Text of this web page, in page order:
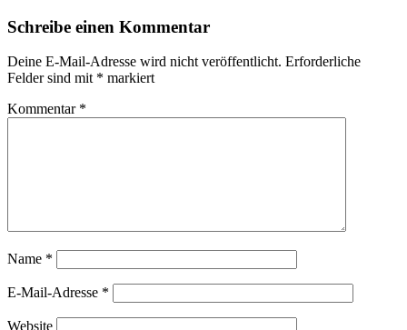
Schreibe einen Kommentar
Deine E-Mail-Adresse wird nicht veröffentlicht. Erforderliche
Felder sind mit * markiert
Kommentar *
Name *
E-Mail-Adresse *
Website